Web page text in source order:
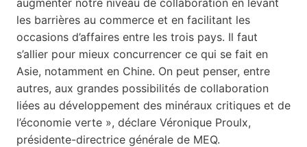
les barrières au commerce et en facilitant les
occasions d’affaires entre les trois pays. Il faut
s’allier pour mieux concurrencer ce qui se fait en
Asie, notamment en Chine. On peut penser, entre
autres, aux grandes possibilités de collaboration
liées au développement des minéraux critiques et de
l’économie verte », déclare Véronique Proulx,
présidente-directrice générale de MEQ.